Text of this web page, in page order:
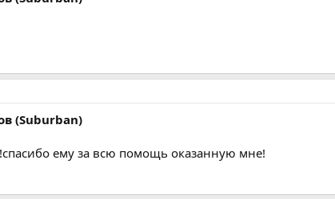
(Suburban)
ему за всю помощь оказанную мне!